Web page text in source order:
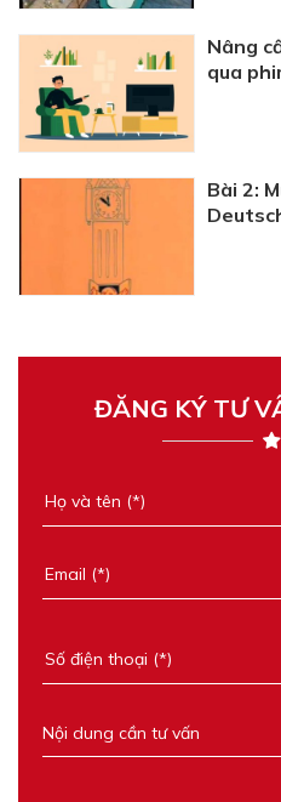
Nâng
qua
Bài 2:
ĐĂNG KÝ TƯ